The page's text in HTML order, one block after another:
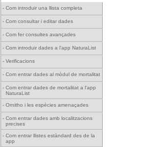
- Com introduir una llista completa
- Com consultar i editar dades
- Com fer consultes avançades
- Com introduir dades a l'app NaturaList
- Verificacions
- Com entrar dades al mòdul de mortalitat
- Com entrar dades de mortalitat a l'app
NaturaList
- Ornitho i les espècies amenaçades
- Com entrar dades amb localitzacions
precises
- Com entrar llistes estàndard des de la
app